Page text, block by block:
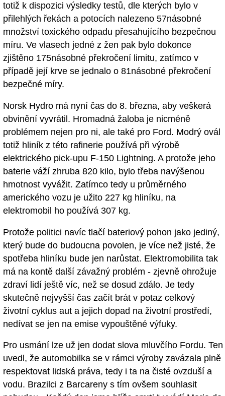
totiž k dispozici výsledky testů, dle kterých bylo v
přilehlých řekách a potocích nalezeno 57násobné
množství toxického odpadu přesahujícího bezpečnou
míru. Ve vlasech jedné z žen pak bylo dokonce
zjištěno 175násobné překročení limitu, zatímco v
případě její krve se jednalo o 81násobné překročení
bezpečné míry.
Norsk Hydro má nyní čas do 8. března, aby veškerá
obvinění vyvrátil. Hromadná žaloba je nicméně
problémem nejen pro ni, ale také pro Ford. Modrý ovál
totiž hliník z této rafinerie používá při výrobě
elektrického pick-upu F-150 Lightning. A protože jeho
baterie váží zhruba 820 kilo, bylo třeba navýšenou
hmotnost vyvážit. Zatímco tedy u průměrného
amerického vozu je užito 227 kg hliníku, na
elektromobil ho používá 307 kg.
Protože politici navíc tlačí bateriový pohon jako jediný,
který bude do budoucna povolen, je více než jisté, že
spotřeba hliníku bude jen narůstat. Elektromobilita tak
má na kontě další závažný problém - zjevně ohrožuje
zdraví lidí ještě víc, než se dosud zdálo. Je tedy
skutečně nejvyšší čas začít brát v potaz celkový
životní cyklus aut a jejich dopad na životní prostředí,
nedívat se jen na emise vypouštěné výfuky.
Pro usmání lze už jen dodat slova mluvčího Fordu. Ten
uvedl, že automobilka se v rámci výroby zavázala plně
respektovat lidská práva, tedy i ta na čisté ovzduší a
vodu. Brazilci z Barcareny s tím ovšem souhlasit